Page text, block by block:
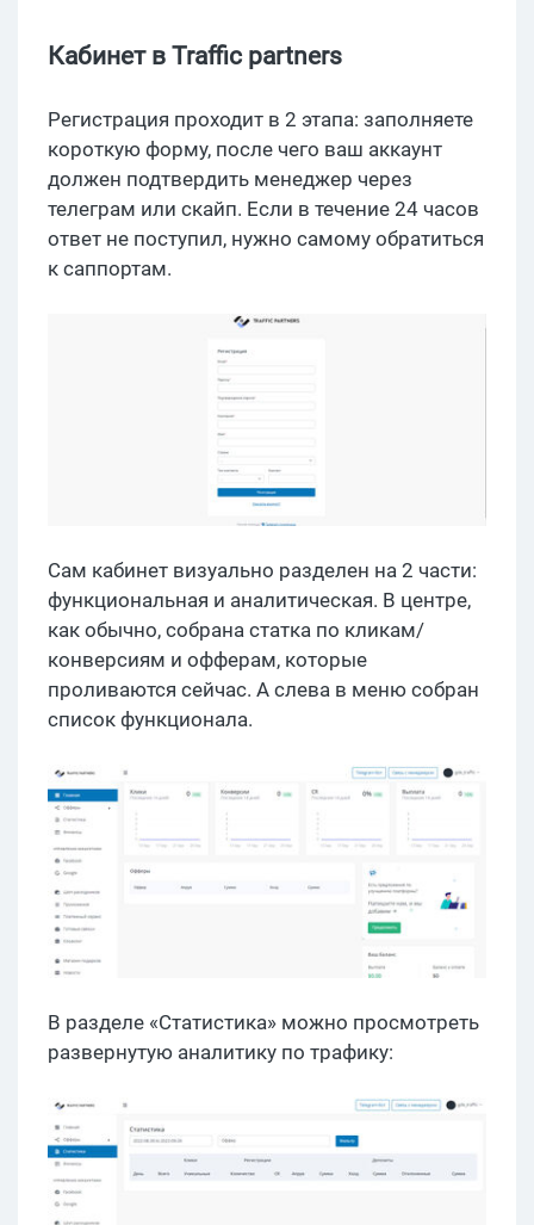
Кабинет в Traffic partners
Регистрация проходит в 2 этапа: заполняете
короткую форму, после чего ваш аккаунт
должен подтвердить менеджер через
телеграм или скайп. Если в течение 24 часов
ответ не поступил, нужно самому обратиться
к саппортам.
Сам кабинет визуально разделен на 2 части:
функциональная и аналитическая. В центре,
как обычно, собрана статка по кликам/
конверсиям и офферам, которые
проливаются сейчас. А слева в меню собран
список функционала.
В разделе «Статистика» можно просмотреть
развернутую аналитику по трафику: